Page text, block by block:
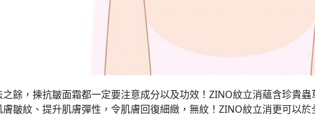
餘，揀抗皺面霜都一定要注意成分以及功效！ZINO紋立消蘊含珍貴
皺紋、提升肌膚彈性，令肌膚回復細緻，無紋！ZINO紋立消更可以於